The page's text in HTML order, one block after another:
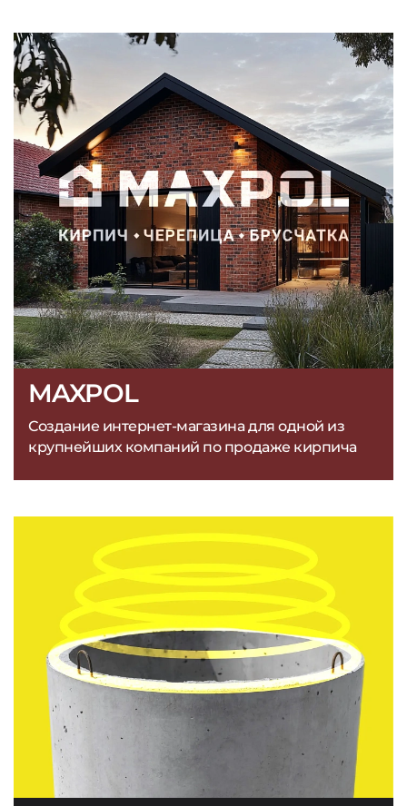
MAXPOL
Создание интернет-магазина для одной из
крупнейших компаний по продаже кирпича